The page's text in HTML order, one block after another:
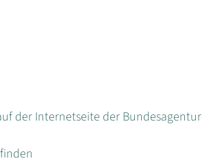
der Internetseite der Bundesagentur